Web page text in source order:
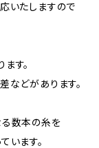
いたしますので
す。
などがあります。
る数本の糸を
います。